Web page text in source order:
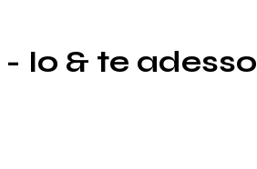
Io & te adesso